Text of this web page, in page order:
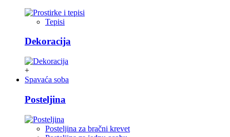
Tepisi
Dekoracija
+
Spavaća soba
Posteljina
Posteljina za bračni krevet